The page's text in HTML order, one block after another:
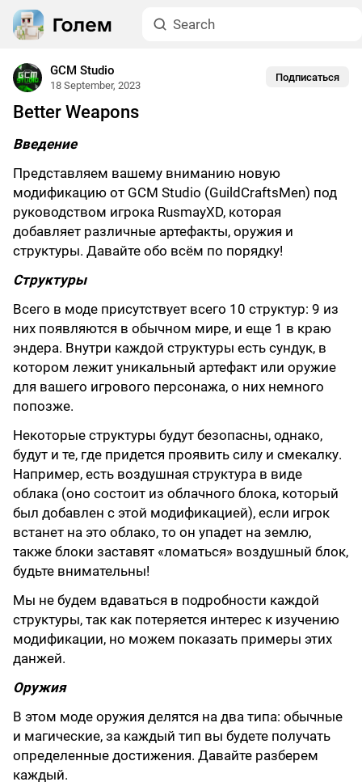
GCM Studio
18 September, 2023
Подписаться
Better Weapons
Введение
Представляем вашему вниманию новую
модификацию от GCM Studio (GuildCraftsMen) под
руководством игрока RusmayXD, которая
добавляет различные артефакты, оружия и
структуры. Давайте обо всём по порядку!
Структуры
Всего в моде присутствует всего 10 структур: 9 из
них появляются в обычном мире, и еще 1 в краю
эндера. Внутри каждой структуры есть сундук, в
котором лежит уникальный артефакт или оружие
для вашего игрового персонажа, о них немного
попозже.
Некоторые структуры будут безопасны, однако,
будут и те, где придется проявить силу и смекалку.
Например, есть воздушная структура в виде
облака (оно состоит из облачного блока, который
был добавлен с этой модификацией), если игрок
встанет на это облако, то он упадет на землю,
также блоки заставят «ломаться» воздушный блок,
будьте внимательны!
Мы не будем вдаваться в подробности каждой
структуры, так как потеряется интерес к изучению
модификации, но можем показать примеры этих
данжей.
Оружия
В этом моде оружия делятся на два типа: обычные
и магические, за каждый тип вы будете получать
определенные достижения. Давайте разберем
каждый.